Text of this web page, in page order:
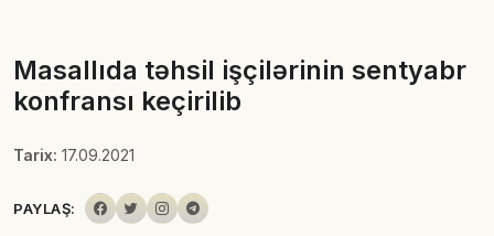
Masallıda təhsil işçilərinin sentyabr
konfransı keçirilib
Tarix: 17.09.2021
PAYLAŞ: